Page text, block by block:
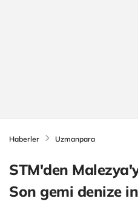
Haberler Uzmanpara
STM'den
Son gemi denize